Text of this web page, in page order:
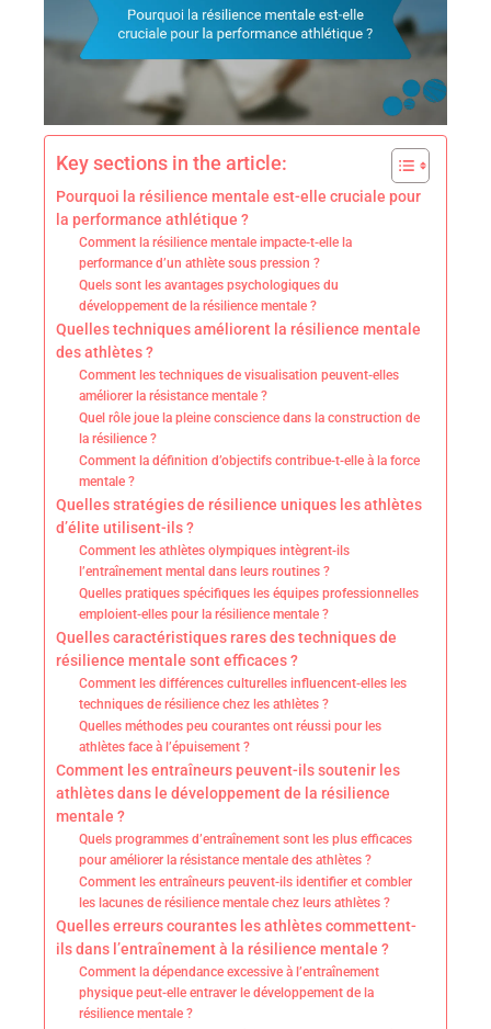
Key sections in the article:
Pourquoi la résilience mentale est-elle cruciale pour
la performance athlétique ?
Comment la résilience mentale impacte-t-elle la
performance d’un athlète sous pression ?
Quels sont les avantages psychologiques du
développement de la résilience mentale ?
Quelles techniques améliorent la résilience mentale
des athlètes ?
Comment les techniques de visualisation peuvent-elles
améliorer la résistance mentale ?
Quel rôle joue la pleine conscience dans la construction de
la résilience ?
Comment la définition d’objectifs contribue-t-elle à la force
mentale ?
Quelles stratégies de résilience uniques les athlètes
d’élite utilisent-ils ?
Comment les athlètes olympiques intègrent-ils
l’entraînement mental dans leurs routines ?
Quelles pratiques spécifiques les équipes professionnelles
emploient-elles pour la résilience mentale ?
Quelles caractéristiques rares des techniques de
résilience mentale sont efficaces ?
Comment les différences culturelles influencent-elles les
techniques de résilience chez les athlètes ?
Quelles méthodes peu courantes ont réussi pour les
athlètes face à l’épuisement ?
Comment les entraîneurs peuvent-ils soutenir les
athlètes dans le développement de la résilience
mentale ?
Quels programmes d’entraînement sont les plus efficaces
pour améliorer la résistance mentale des athlètes ?
Comment les entraîneurs peuvent-ils identifier et combler
les lacunes de résilience mentale chez leurs athlètes ?
Quelles erreurs courantes les athlètes commettent-
ils dans l’entraînement à la résilience mentale ?
Comment la dépendance excessive à l’entraînement
physique peut-elle entraver le développement de la
résilience mentale ?